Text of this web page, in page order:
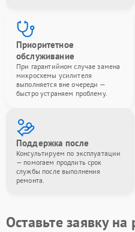
Приоритетное
обслуживание
При гарантийном случае замена
микросхемы усилителя
выполняется вне очереди —
быстро устраняем проблему.
Поддержка после
Консультируем по эксплуатации
— помогаем продлить срок
службы после выполнения
ремонта.
Оставьте заявку